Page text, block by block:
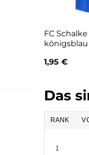
FC
königsblau
1,95 €
Das
RANK
1